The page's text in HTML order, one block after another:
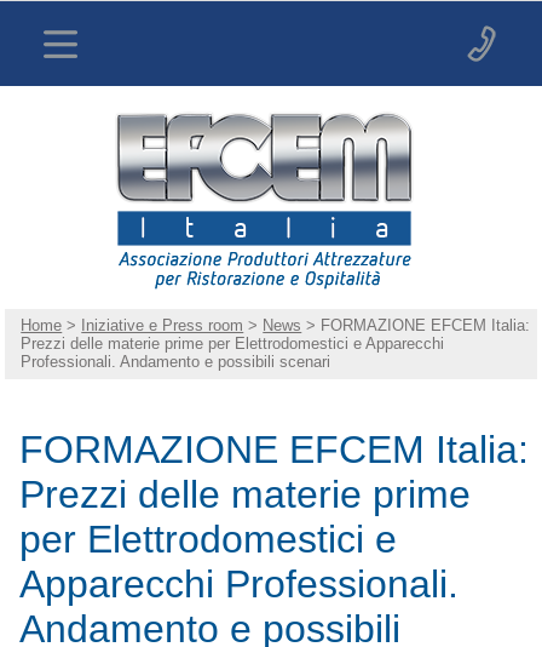
Home > Iniziative e Press room > News > FORMAZIONE EFCEM Italia:
Prezzi delle materie prime per Elettrodomestici e Apparecchi
Professionali. Andamento e possibili scenari
FORMAZIONE EFCEM Italia:
Prezzi delle materie prime
per Elettrodomestici e
Apparecchi Professionali.
Andamento e possibili